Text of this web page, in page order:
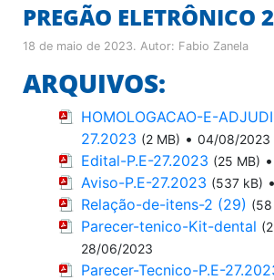
PREGÃO ELETRÔNICO
18 de maio de 2023. Autor: Fabio Zanela
ARQUIVOS:
HOMOLOGACAO-E-
27.2023 (2 MB) • 04/08/2023
Edital-P.E-27.2023 (25 MB) •
Aviso-P.E-27.2023 (537 kB) •
Relação-de-itens-2 (29) (58
Parecer-tenico-Kit-dental
28/06/2023
Parecer-Tecnico-P.E-